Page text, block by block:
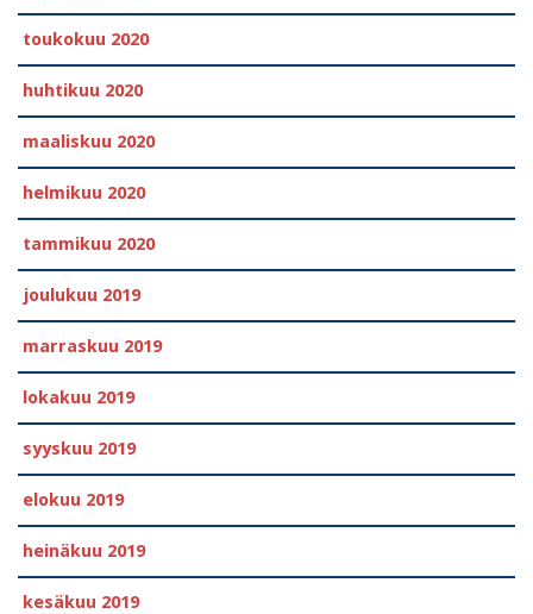
toukokuu 2020
huhtikuu 2020
maaliskuu 2020
helmikuu 2020
tammikuu 2020
joulukuu 2019
marraskuu 2019
lokakuu 2019
syyskuu 2019
elokuu 2019
heinäkuu 2019
kesäkuu 2019